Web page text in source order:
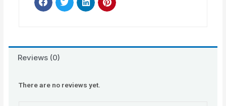
Reviews (0)
There are no reviews yet.